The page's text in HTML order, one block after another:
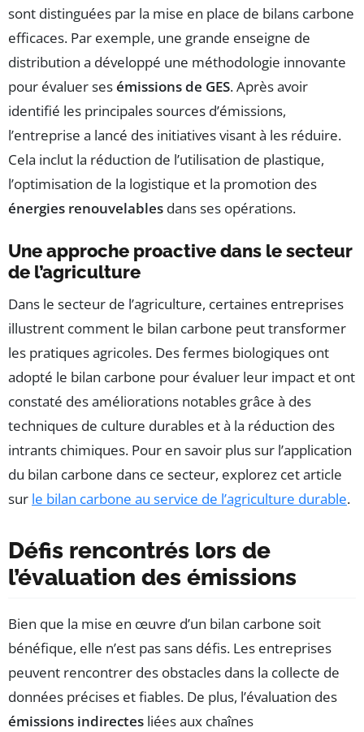
sont distinguées par la mise en place de bilans carbone
efficaces. Par exemple, une grande enseigne de
distribution a développé une méthodologie innovante
pour évaluer sesémissions de GES. Après avoir
identifié les principales sources d’émissions,
l’entreprise a lancé des initiatives visant à les réduire.
Cela inclut la réduction de l’utilisation de plastique,
l’optimisation de la logistique et la promotion des
énergies renouvelables dans ses opérations.
Une approche proactive dans le secteur
de l’agriculture
Dans le secteur de l’agriculture, certaines entreprises
illustrent comment le bilan carbone peut transformer
les pratiques agricoles. Des fermes biologiques ont
adopté le bilan carbone pour évaluer leur impact et ont
constaté des améliorations notables grâce à des
techniques de culture durables et à la réduction des
intrants chimiques. Pour en savoir plus sur l’application
du bilan carbone dans ce secteur, explorez cet article
sur le bilan carbone au service de l’agriculture durable.
Défis rencontrés lors de
l’évaluation des émissions
Bien que la mise en œuvre d’un bilan carbone soit
bénéfique, elle n’est pas sans défis. Les entreprises
peuvent rencontrer des obstacles dans la collecte de
données précises et fiables. De plus, l’évaluation des
émissions indirectes liées aux chaînes